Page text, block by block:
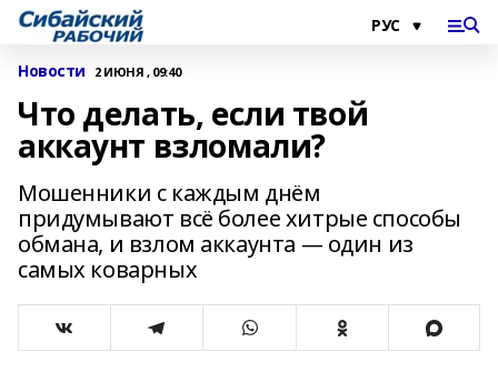
Новости 2 ИЮНЯ , 09:40
Что делать, если твой
аккаунт взломали?
Мошенники с каждым днём
придумывают всё более хитрые способы
обмана, и взлом аккаунта — один из
самых коварных